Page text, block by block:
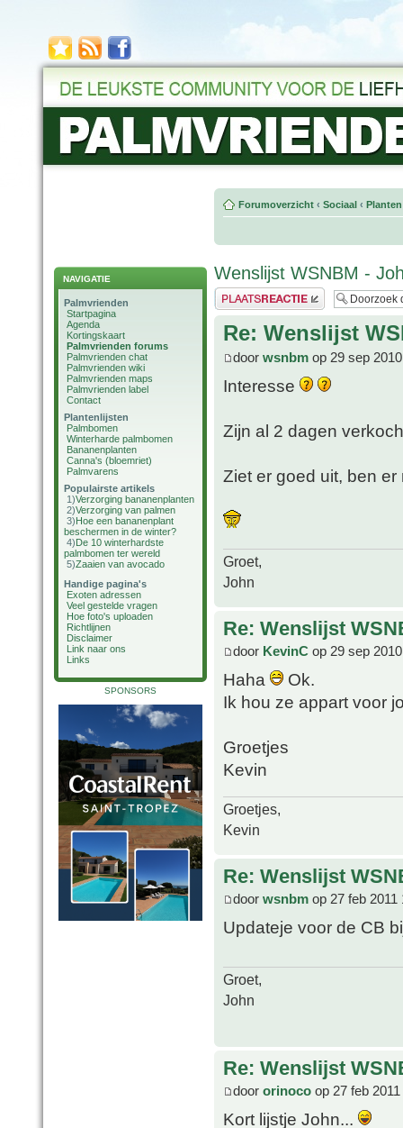
NAVIGATIE
Palmvrienden
Startpagina
Agenda
Kortingskaart
Palmvrienden forums
Palmvrienden chat
Palmvrienden wiki
Palmvrienden maps
Palmvrienden label
Contact
Plantenlijsten
Palmbomen
Winterharde palmbomen
Bananenplanten
Canna's (bloemriet)
Palmvarens
Populairste artikels
1)Verzorging bananenplanten
2)Verzorging van palmen
3)Hoe een bananenplant
beschermen in de winter?
4)De 10 winterhardste
palmbomen ter wereld
5)Zaaien van avocado
Handige pagina's
Exoten adressen
Veel gestelde vragen
Hoe foto's uploaden
Richtlijnen
Disclaimer
Link naar ons
Links
SPONSORS
Forumoverzicht ‹ Sociaal ‹
Wenslijst WSNBM -
Plaats een reactie
Re: Wenslijst
door wsnbm op 29 sep
Interesse
Zijn al 2 dagen
Ziet er goed uit, ben er
Groet,
John
Re: Wenslijst
door KevinC op 29 sep
Haha
Ok.
Ik hou ze appart voor
Groetjes
Kevin
Groetjes,
Kevin
Re: Wenslijst
door wsnbm op 27 feb 2011
Updateje voor de CB
Groet,
John
Re: Wenslijst
door orinoco op 27 feb
Kort lijstje John...